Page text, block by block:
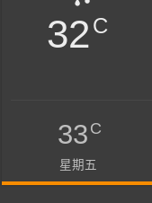
32C
33C
星期五